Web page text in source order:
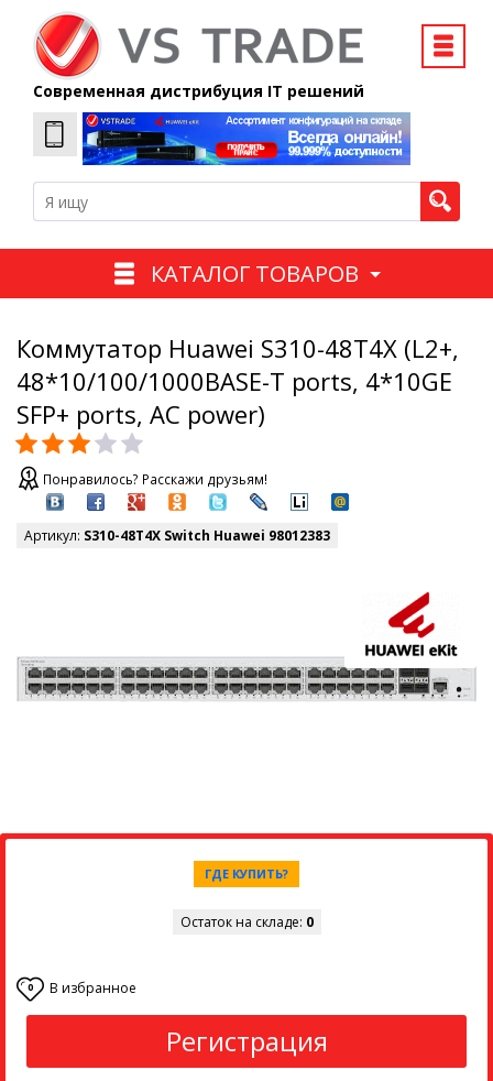
Современная дистрибуция IT решений
КАТАЛОГ ТОВАРОВ
Коммутатор Huawei S310-48T4X (L2+,
48*10/100/1000BASE-T ports, 4*10GE
SFP+ ports, AC power)
Понравилось? Расскажи друзьям!
Артикул: S310-48T4X Switch Huawei 98012383
ГДЕ КУПИТЬ?
Остаток на складе: 0
0 В избранное
Регистрация